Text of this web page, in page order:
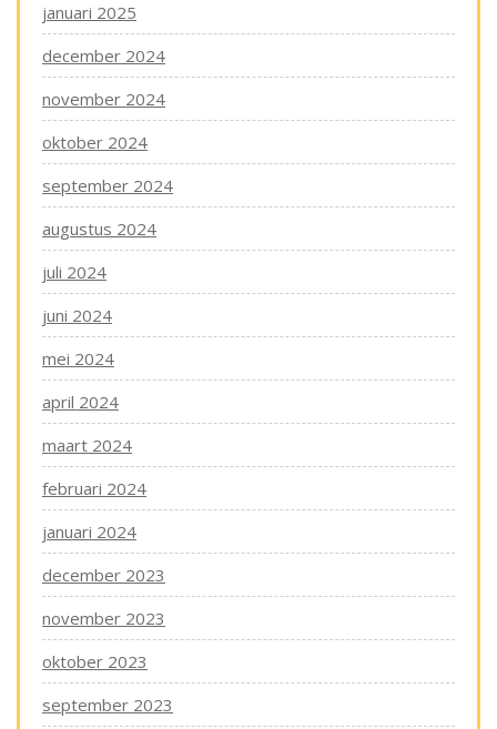
januari 2025
december 2024
november 2024
oktober 2024
september 2024
augustus 2024
juli 2024
juni 2024
mei 2024
april 2024
maart 2024
februari 2024
januari 2024
december 2023
november 2023
oktober 2023
september 2023